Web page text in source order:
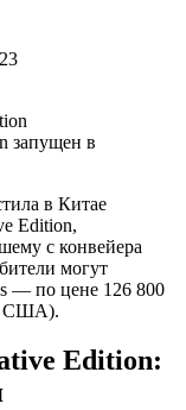
запущен в
в Китае
Edition,
с конвейера
могут
— по цене 126 800
США).
Edition: